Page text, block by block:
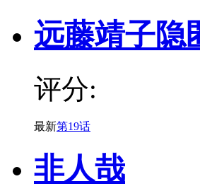
远藤靖子隐
评分:
最新第19话
非人哉